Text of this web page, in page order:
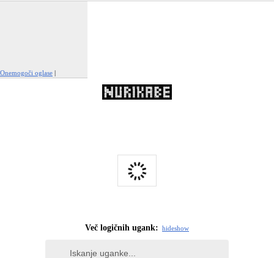
Onemogoči oglase |
Več logičnih ugank: hideshow